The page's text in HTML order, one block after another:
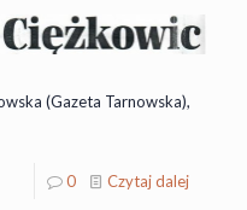
(Gazeta Tarnowska),
0 Czytaj dalej